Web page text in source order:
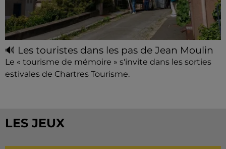
🔊 Les touristes dans les pas de Jean Moulin
Le « tourisme de mémoire » s'invite dans les sorties
estivales de Chartres Tourisme.
LES JEUX